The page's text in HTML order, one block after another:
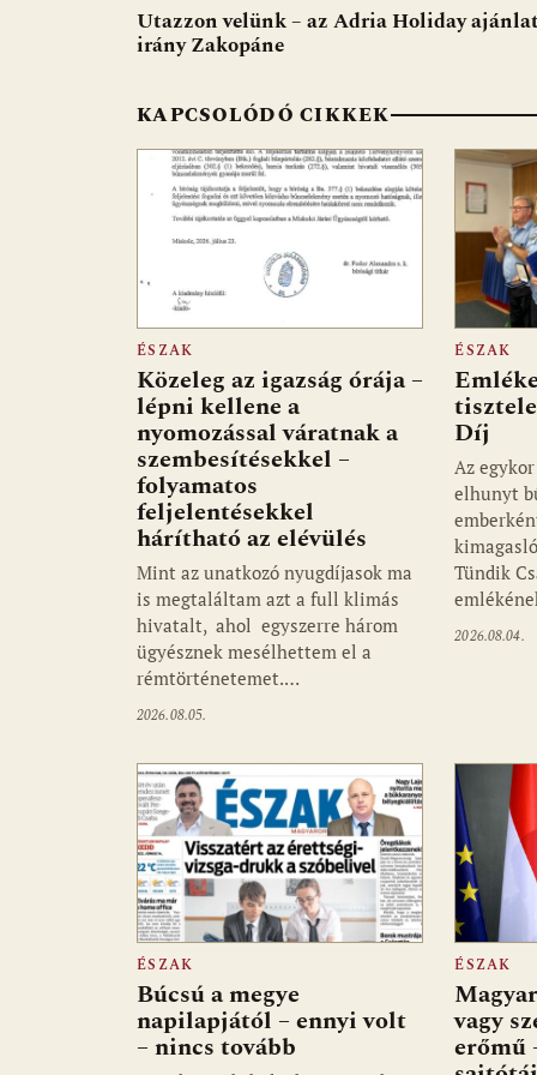
b
o
k
s
A
p
p
di l m
Utazzon velünk – az Adria Holiday
irány Zakopáne
KAPCSOLÓDÓ CIKKEK
ÉSZAK
Közeleg az igazság órája –
lépni kellene a
nyomozással váratnak a
szembesítésekkel –
folyamatos
feljelentésekkel
hárítható az elévülés
Mint az unatkozó nyugdíjasok ma
is megtaláltam azt a full klimás
hivatalt, ahol egyszerre három
ügyésznek mesélhettem el a
rémtörténetemet.…
2026.08.05.
ÉSZAK
Díj
Az
elhunyt
Tündik
2026.08.04.
ÉSZAK
Búcsú a megye
napilapjától – ennyi volt
– nincs tovább
ÉSZAK
vagy
erőmű